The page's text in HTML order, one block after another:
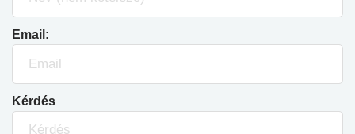
Email:
Kérdés